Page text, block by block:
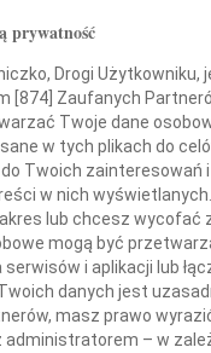
prof. dr. hab.
Rodzinie oraz
prywatność
Drogi
[ 874 ] Zaufanych
Twoje dane
w tych plikach do
Twoich zainteresowań
w nich
lub chcesz wycofać
mogą być
i aplikacji lub
danych jest
masz prawo
administratorem – w